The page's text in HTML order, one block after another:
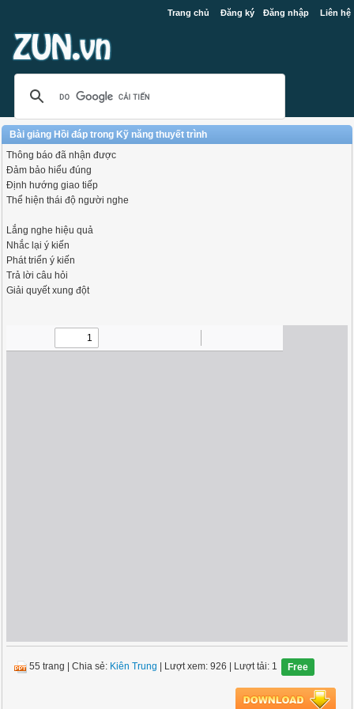
Trang chủ Đăng ký Đăng nhập Liên hệ
Bài giảng Hồi đáp trong Kỹ năng thuyết trình
Thông báo đã nhận được
Đảm bảo hiểu đúng
Định hướng giao tiếp
Thể hiện thái độ người nghe
Lắng nghe hiệu quả
Nhắc lại ý kiến
Phát triển ý kiến
Trả lời câu hỏi
Giải quyết xung đột
55 trang |Chia sẻ: Kiên Trung | Lượt xem: 926 | Lượt tải: 1 Free